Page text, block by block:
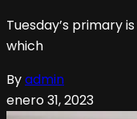
Tuesday’s primary
which
Byadmin
enero 31, 2023